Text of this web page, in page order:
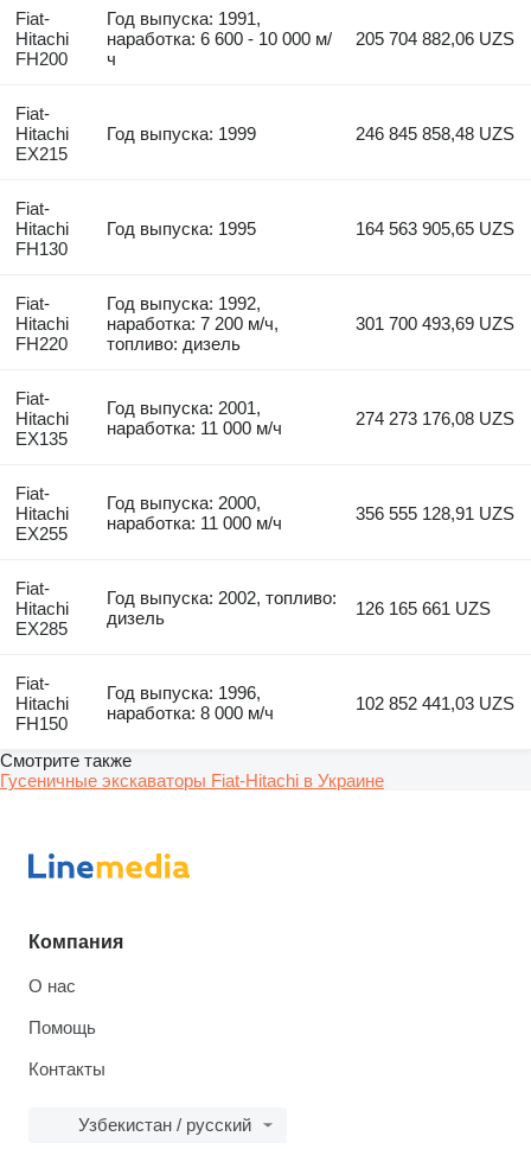
Fiat-
Hitachi
FH200
Год выпуска: 1991,
наработка: 6 600 - 10 000 м/
ч
205 704 882,06 UZS
Fiat-
Hitachi
EX215
Год выпуска: 1999 246 845 858,48 UZS
Fiat-
Hitachi
FH130
Год выпуска: 1995 164 563 905,65 UZS
Fiat-
Hitachi
FH220
Год выпуска: 1992,
наработка: 7 200 м/ч,
топливо: дизель
301 700 493,69 UZS
Fiat-
Hitachi
EX135
Год выпуска: 2001,
наработка: 11 000 м/ч
274 273 176,08 UZS
Fiat-
Hitachi
EX255
Год выпуска: 2000,
наработка: 11 000 м/ч
356 555 128,91 UZS
Fiat-
Hitachi
EX285
Год выпуска: 2002, топливо:
дизель
126 165 661 UZS
Fiat-
Hitachi
FH150
Год выпуска: 1996,
наработка: 8 000 м/ч
102 852 441,03 UZS
Смотрите также
Гусеничные экскаваторы Fiat-Hitachi в Украине
Компания
О нас
Помощь
Контакты
Узбекистан / русский